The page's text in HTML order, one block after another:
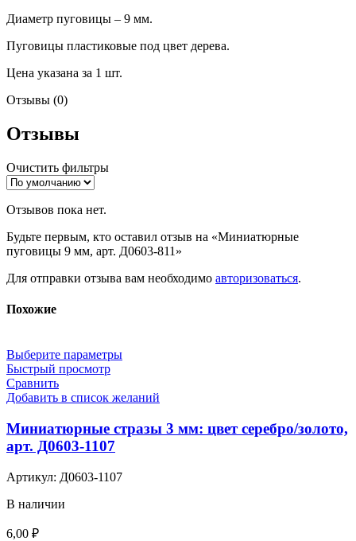
Диаметр пуговицы – 9 мм.
Пуговицы пластиковые под цвет дерева.
Цена указана за 1 шт.
Отзывы (0)
Отзывы
Очистить фильтры
Отзывов пока нет.
Будьте первым, кто оставил отзыв на «Миниатюрные
пуговицы 9 мм, арт. Д0603-811»
Для отправки отзыва вам необходимо авторизоваться.
Похожие
Выберите параметры
Быстрый просмотр
Сравнить
Добавить в список желаний
Миниатюрные стразы 3 мм: цвет серебро/золото,
арт. Д0603-1107
Артикул: Д0603-1107
В наличии
6,00 ₽